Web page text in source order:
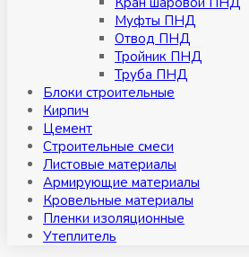
Муфты ПНД
Отвод ПНД
Тройник ПНД
Труба ПНД
Блоки строительные
Кирпич
Цемент
Строительные смеси
Листовые материалы
Армирующие материалы
Кровельные материалы
Пленки изоляционные
Утеплитель